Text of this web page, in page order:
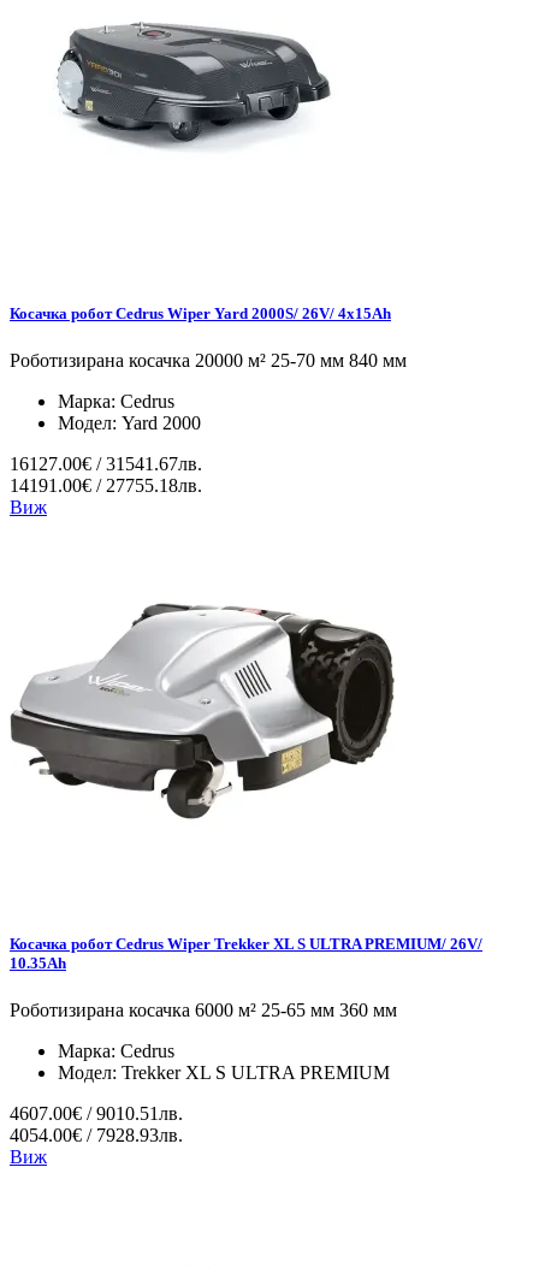
Косачка робот Cedrus Wiper Yard 2000S/ 26V/ 4x15Ah
Роботизирана косачка 20000 м² 25-70 мм 840 мм
Марка: Cedrus
Модел: Yard 2000
16127.00€ / 31541.67лв.
14191.00€ / 27755.18лв.
Виж
Косачка робот Cedrus Wiper Trekker XL S ULTRA PREMIUM/ 26V/
10.35Ah
Роботизирана косачка 6000 м² 25-65 мм 360 мм
Марка: Cedrus
Модел: Trekker XL S ULTRA PREMIUM
4607.00€ / 9010.51лв.
4054.00€ / 7928.93лв.
Виж